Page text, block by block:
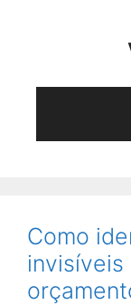
Como
invisíveis